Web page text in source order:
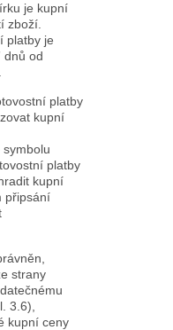
je kupní
zboží.
platby je
dnů od
platby
kupní
platby
kupní
připsání
strany
3.6),
kupní ceny